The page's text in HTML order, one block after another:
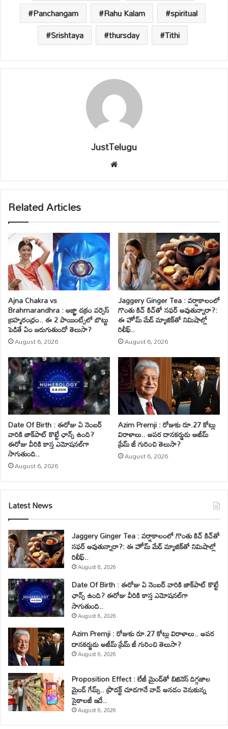
Panchangam Rahu Kalam
spiritual
Srishtaya
thursday Tithi
JustTelugu
bsi
te
Related Articles
Ajna Chakra vs
Brahmarandhra : ఆజ్ఞా చక్రం వర్సెస్
బ్రహ్మరంధ్రం.. ఈ 2 పాయింట్స్‌లో బొట్టు
పెడితే ఏం జరుగుతుందో తెలుసా?
August 6, 2026
Jaggery Ginger Tea : వర్షాకాలంలో
గొంతు కిచ్ కిచ్‌తో సఫర్ అవుతున్నారా?:
ఈ హోమ్ మేడ్ మ్యాజిక్‌తో నిమిషాల్లో
రిలీఫ్..
August 6, 2026
Date Of Birth : ఈరోజు ఏ నెంబర్
వారికి జాక్‌పాట్ కొట్టే ఛాన్స్ ఉంది?
ఈరోజు వీరికి కాస్త ఎమోషనల్‌గా
సాగుతుంది..
August 6, 2026
Azim Premji : రోజుకు రూ.27 కోట్లు
విరాళాలు.. అపర దానకర్ణుడు అజీమ్
ప్రేమ్ జీ గురించి తెలుసా?
August 6, 2026
Latest News
Jaggery Ginger Tea : వర్షాకాలంలో గొంతు కిచ్ కిచ్‌తో
సఫర్ అవుతున్నారా?: ఈ హోమ్ మేడ్ మ్యాజిక్‌తో నిమిషాల్లో
రిలీఫ్..
August 6, 2026
Date Of Birth : ఈరోజు ఏ నెంబర్ వారికి జాక్‌పాట్ కొట్టే
ఛాన్స్ ఉంది? ఈరోజు వీరికి కాస్త ఎమోషనల్‌గా
సాగుతుంది..
August 6, 2026
Azim Premji : రోజుకు రూ.27 కోట్లు విరాళాలు.. అపర
దానకర్ణుడు అజీమ్ ప్రేమ్ జీ గురించి తెలుసా?
August 6, 2026
Proposition Effect : లేజీ మైండ్‌తో బిజినెస్ దిగ్గజాల
మైండ్ గేమ్స్.. ప్రొడక్ట్ చూడగానే వావ్ అనడం వెనుకున్న
సైకాలజీ ఇదే..
August 6, 2026